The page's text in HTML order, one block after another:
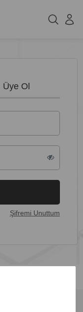
Üye Ol
Şifremi Unuttum